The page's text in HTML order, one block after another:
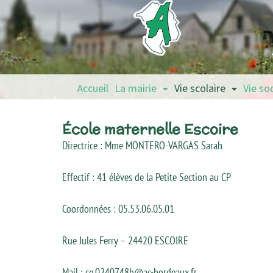
Accueil La mairie Vie scolaire Vie
École maternelle Escoire
Directrice : Mme MONTERO-VARGAS Sarah
Effectif : 41 élèves de la Petite Section au CP
Coordonnées : 05.53.06.05.01
Rue Jules Ferry – 24420 ESCOIRE